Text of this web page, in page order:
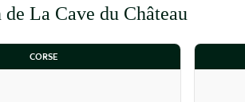
La Cave du Château
CORSE